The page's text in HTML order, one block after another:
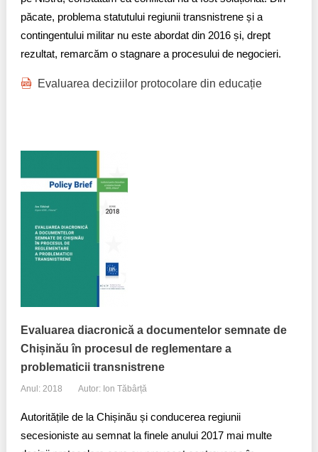
păcate, problema statutului regiunii transnistrene și a
contingentului militar nu este abordat din 2016 și, drept
rezultat, remarcăm o stagnare a procesului de negocieri.
Evaluarea deciziilor protocolare din educație
Evaluarea diacronică a documentelor semnate de
Chișinău în procesul de reglementare a
problematicii transnistrene
Anul: 2018 Autor: Ion Tăbârță
Autoritățile de la Chișinău și conducerea regiunii
secesioniste au semnat la finele anului 2017 mai multe